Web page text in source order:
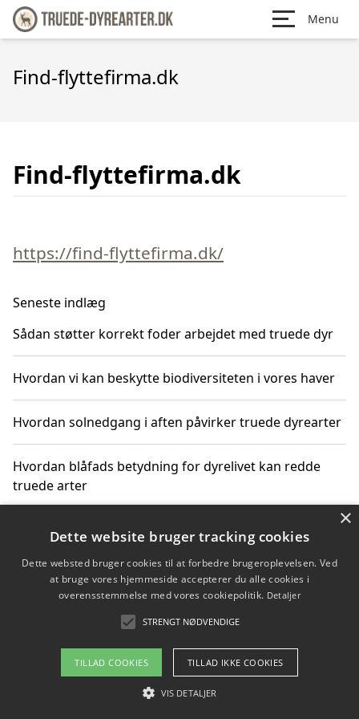
Menu
Find-flyttefirma.dk
Find-flyttefirma.dk
https://find-flyttefirma.dk/
Seneste indlæg
Sådan støtter korrekt foder arbejdet med truede dyr
Hvordan vi kan beskytte biodiversiteten i vores haver
Hvordan solnedgang i aften påvirker truede dyrearter
Hvordan blåfads betydning for dyrelivet kan redde
truede arter
Hvordan kan gaver til unge voksne støtte bevarelsen
Copyright 2026 - Pilanto Aps
Om / kontakt
Blog Betingelser
×
Dette website bruger tracking cookies
Dette websted bruger cookies til at forbedre brugeroplevelsen. Ved
at bruge vores hjemmeside accepterer du alle cookies i
overensstemmelse med vores cookiepolitik. Detaljer
STRENGT NØDVENDIGE
TILLAD COOKIES TILLAD IKKE COOKIES
VIS DETALJER